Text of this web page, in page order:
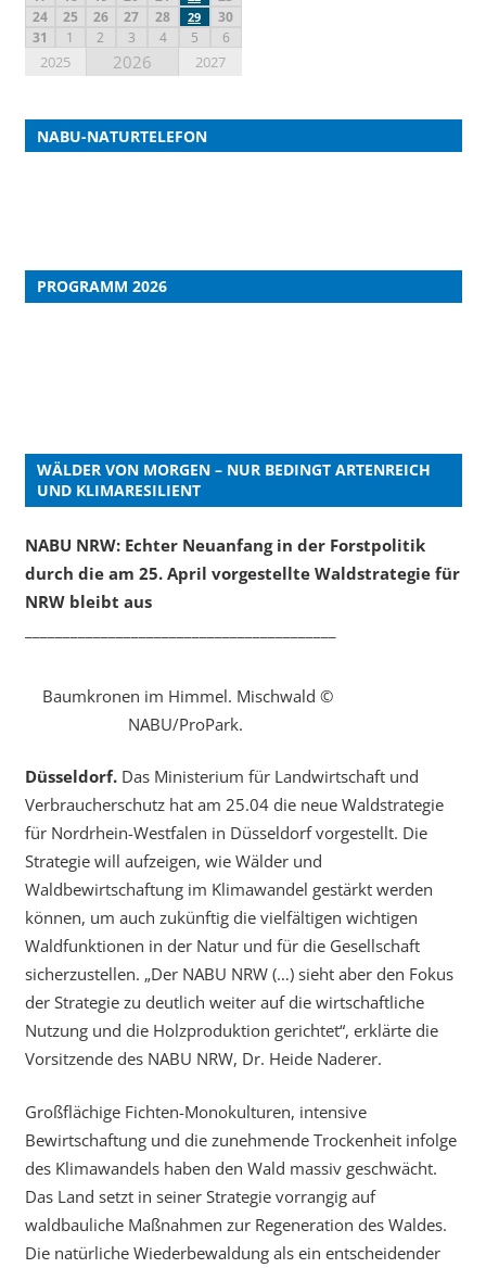
24
25 26 27 28 29
30
31
1 2 3 4 5 6
2025 2026 2027
NABU-NATURTELEFON
PROGRAMM 2026
WÄLDER VON MORGEN – NUR BEDINGT ARTENREICH
UND KLIMARESILIENT
NABU NRW: Echter Neuanfang in der Forstpolitik
durch die am 25. April vorgestellte Waldstrategie für
NRW bleibt aus
Baumkronen im Himmel. Mischwald ©
NABU/ProPark.
Düsseldorf.Das Ministerium für Landwirtschaft und
Verbraucherschutz hat am 25.04 die neue Waldstrategie
für Nordrhein-Westfalen in Düsseldorf vorgestellt. Die
Strategie will aufzeigen, wie Wälder und
Waldbewirtschaftung im Klimawandel gestärkt werden
können, um auch zukünftig die vielfältigen wichtigen
Waldfunktionen in der Natur und für die Gesellschaft
sicherzustellen. „Der NABU NRW (…) sieht aber den Fokus
der Strategie zu deutlich weiter auf die wirtschaftliche
Nutzung und die Holzproduktion gerichtet“, erklärte die
Vorsitzende des NABU NRW, Dr. Heide Naderer.
Großflächige Fichten-Monokulturen, intensive
Bewirtschaftung und die zunehmende Trockenheit infolge
des Klimawandels haben den Wald massiv geschwächt.
Das Land setzt in seiner Strategie vorrangig auf
waldbauliche Maßnahmen zur Regeneration des Waldes.
Die natürliche Wiederbewaldung als ein entscheidender